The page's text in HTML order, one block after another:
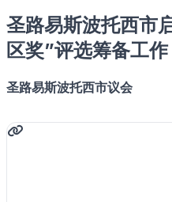
圣路易斯波托西市
区奖”评选筹备工作
圣路易斯波托西市议会